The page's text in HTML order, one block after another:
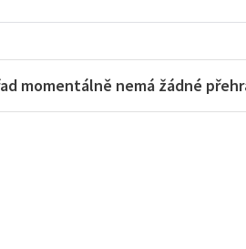
momentálně nemá žádné